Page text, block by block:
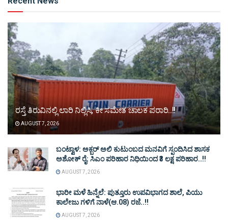
ರಸ್ತೆ ತಿರುವಿನಲ್ಲಿ ಲಾರಿ ನಿಲ್ಲಿಸಿ, ಕೀ ಸಮೇತ ಚಾಲಕ ಪರಾರಿ..!!
AUGUST 7, 2026
ಬಂಟ್ವಾಳ: ಅಕ್ಬರ್ ಅಲಿ ಕುಟುಂಬದ ಮನವಿಗೆ ಸ್ಪಂದಿಸಿದ ಶಾಸಕ
ಅಶೋಕ್ ರೈ: ಸಿಎಂ ಪರಿಹಾರ ನಿಧಿಯಿಂದ ₹3 ಲಕ್ಷ ಪರಿಹಾರ..!!
AUGUST 7, 2026
ಭಾರೀ ಮಳೆ ಹಿನ್ನೆಲೆ: ಪುತ್ತೂರು ಉಪವಿಭಾಗದ ಶಾಲೆ, ಪಿಯು
ಕಾಲೇಜು ಗಳಿಗೆ ನಾಳೆ(ಆ.08) ರಜೆ..!!
AUGUST 7, 2026